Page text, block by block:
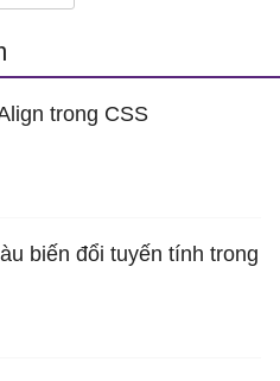
trong CSS
biến đổi tuyến tính trong